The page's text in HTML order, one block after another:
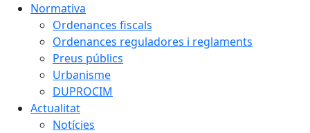
Normativa
Ordenances fiscals
Ordenances reguladores i reglaments
Preus públics
Urbanisme
DUPROCIM
Actualitat
Notícies